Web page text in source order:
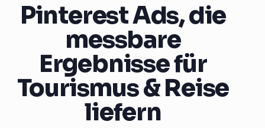
Pinterest Ads, die
messbare
Ergebnisse für
Tourismus & Reise
liefern